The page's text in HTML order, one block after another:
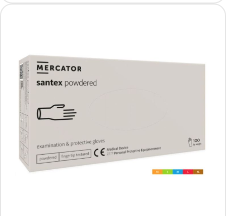
rozm. XL, 100 szt.
Producent: MERCATOR